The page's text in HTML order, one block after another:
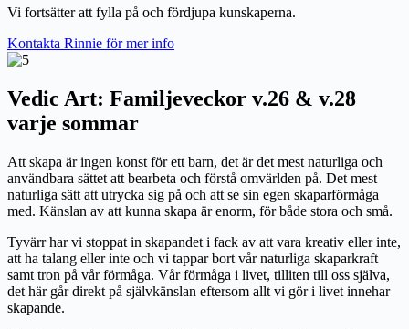
Vi fortsätter att fylla på och fördjupa kunskaperna.
Kontakta Rinnie för mer info
Vedic Art: Familjeveckor v.26 & v.28
varje sommar
Att skapa är ingen konst för ett barn, det är det mest naturliga och
användbara sättet att bearbeta och förstå omvärlden på. Det mest
naturliga sätt att utrycka sig på och att se sin egen skaparförmåga
med. Känslan av att kunna skapa är enorm, för både stora och små.
Tyvärr har vi stoppat in skapandet i fack av att vara kreativ eller inte,
att ha talang eller inte och vi tappar bort vår naturliga skaparkraft
samt tron på vår förmåga. Vår förmåga i livet, tilliten till oss själva,
det här går direkt på självkänslan eftersom allt vi gör i livet innehar
skapande.